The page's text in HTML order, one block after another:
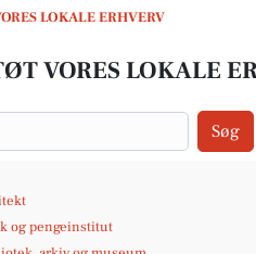
LOKALE ERHVERV
VORES LOKALE
Søg
og pengeinstitut